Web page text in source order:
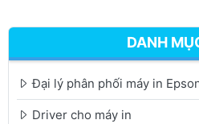
DANH
Đại lý phân phối máy in
Driver cho máy in